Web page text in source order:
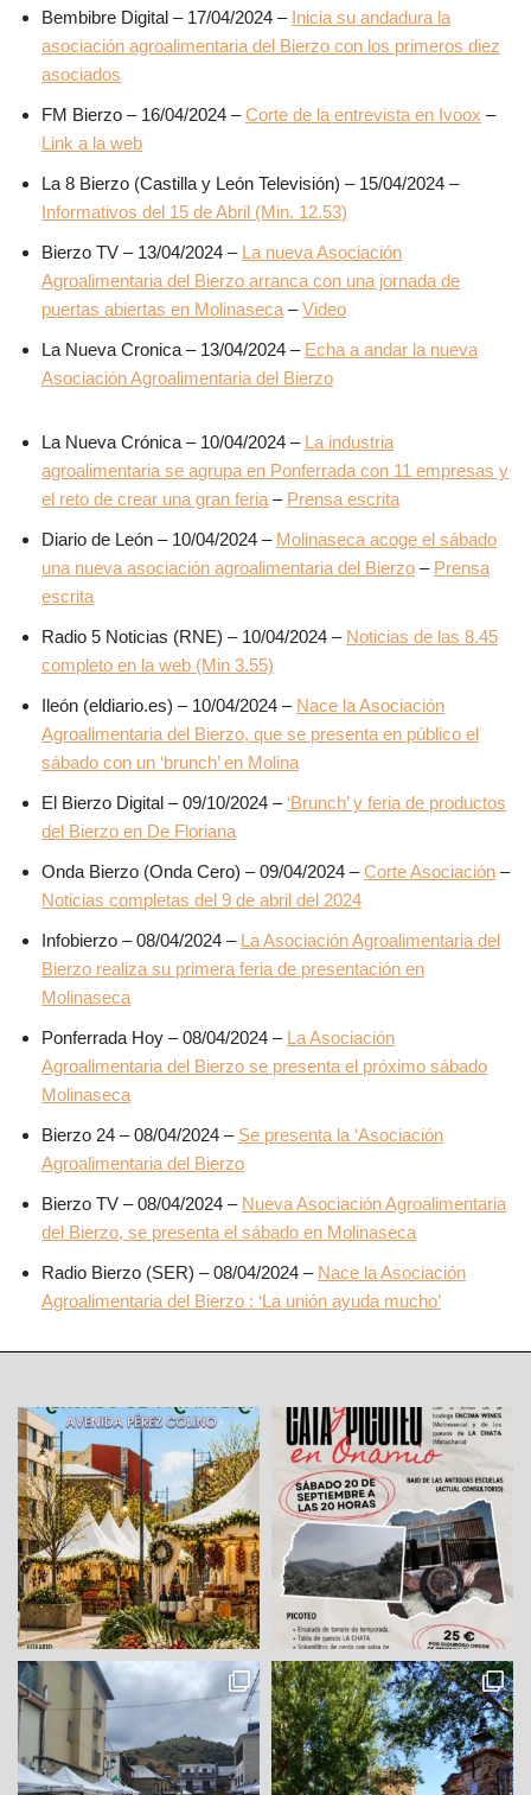
Bembibre Digital – 17/04/2024 – Inicia su andadura la
asociación agroalimentaria del Bierzo con los primeros diez
asociados
FM Bierzo – 16/04/2024 –Corte de la entrevista en Ivoox –
Link a la web
La 8 Bierzo (Castilla y León Televisión) – 15/04/2024 –
Informativos del 15 de Abril (Min. 12.53)
Bierzo TV – 13/04/2024 – La nueva Asociación
Agroalimentaria del Bierzo arranca con una jornada de
puertas abiertas en Molinaseca –Video
La Nueva Cronica – 13/04/2024 – Echa a andar la nueva
Asociación Agroalimentaria del Bierzo
La Nueva Crónica – 10/04/2024 – La industria
agroalimentaria se agrupa en Ponferrada con 11 empresas y
el reto de crear una gran feria – Prensa escrita
Diario de León – 10/04/2024 – Molinaseca acoge el sábado
una nueva asociación agroalimentaria del Bierzo – Prensa
escrita
Radio 5 Noticias (RNE) – 10/04/2024 – Noticias de las 8.45
completo en la web (Min 3.55)
Ileón (eldiario.es) – 10/04/2024 – Nace la Asociación
Agroalimentaria del Bierzo, que se presenta en público el
sábado con un ‘brunch’ en Molina
El Bierzo Digital – 09/10/2024 – ‘Brunch’ y feria de productos
del Bierzo en De Floriana
Onda Bierzo (Onda Cero) – 09/04/2024 –Corte Asociación –
Noticias completas del 9 de abril del 2024
Infobierzo – 08/04/2024 – La Asociación Agroalimentaria del
Bierzo realiza su primera feria de presentación en
Molinaseca
Ponferrada Hoy – 08/04/2024 – La Asociación
Agroalimentaria del Bierzo se presenta el próximo sábado
Molinaseca
Bierzo 24 – 08/04/2024 – Se presenta la ‘Asociación
Agroalimentaria del Bierzo
Bierzo TV – 08/04/2024 – Nueva Asociación Agroalimentaria
del Bierzo, se presenta el sábado en Molinaseca
Radio Bierzo (SER) – 08/04/2024 – Nace la Asociación
Agroalimentaria del Bierzo : ‘La unión ayuda mucho’